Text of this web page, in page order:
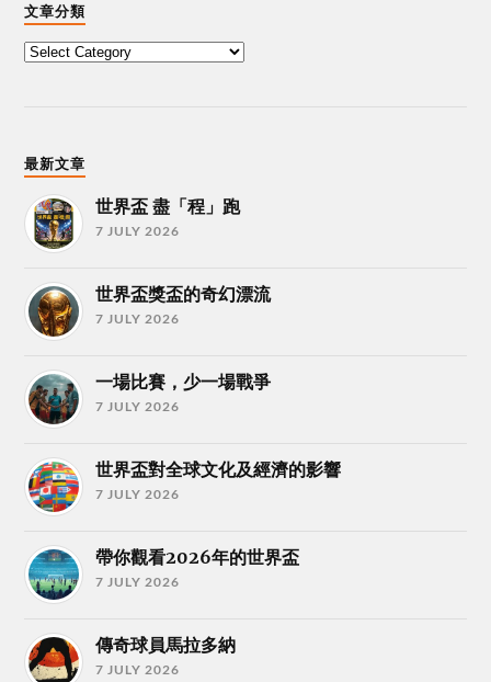
文章分類
最新文章
世界盃 盡「程」跑
7 JULY 2026
世界盃獎盃的奇幻漂流
7 JULY 2026
一場比賽，少一場戰爭
7 JULY 2026
世界盃對全球文化及經濟的影響
7 JULY 2026
帶你觀看2026年的世界盃
7 JULY 2026
傳奇球員馬拉多納
7 JULY 2026